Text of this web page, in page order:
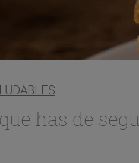
has de